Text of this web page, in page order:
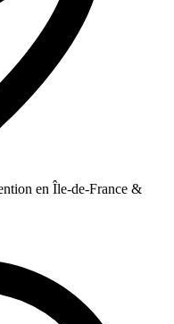
en Île-de-France &